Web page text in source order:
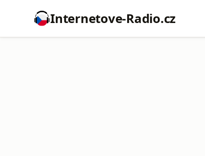
Internetove-Radio.cz